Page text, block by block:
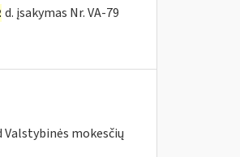
d. įsakymas Nr. VA-79
mokesčių